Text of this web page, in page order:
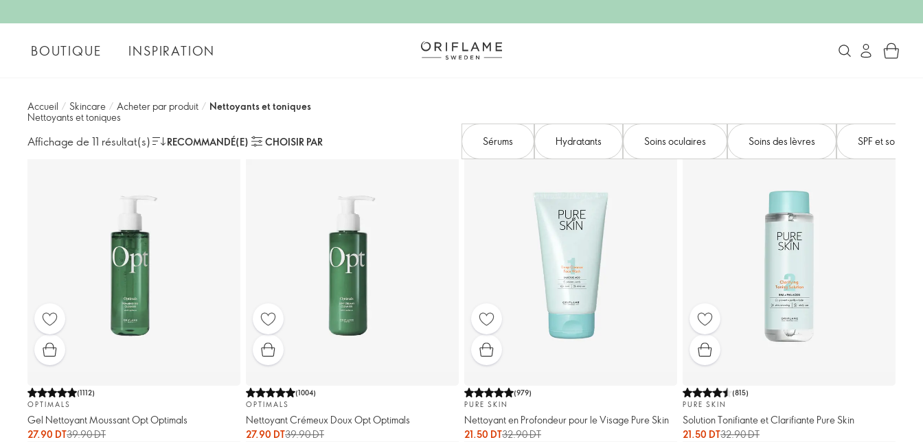
BOUTIQUE INSPIRATION
Accueil / Skincare / Acheter par produit / Nettoyants et toniques
Nettoyants et toniques
Affichage de 11 résultat(s) RECOMMANDÉ(E) CHOISIR PAR Sérums Hydratants Soins oculaires Soins des lèvres SPF et soins
(1112)
OPTIMALS
Gel Nettoyant Moussant Opt Optimals
27.90 DT39.90 DT
(1004)
OPTIMALS
Nettoyant Crémeux Doux Opt Optimals
27.90 DT39.90 DT
(979)
PURE SKIN
Nettoyant en Profondeur pour le Visage Pure Skin
21.50 DT32.90 DT
(815)
PURE SKIN
Solution Tonifiante et Clarifiante Pure Skin
21.50 DT32.90 DT